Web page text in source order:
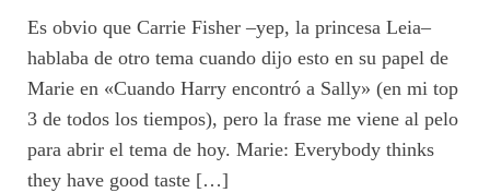
Es obvio que Carrie Fisher –yep, la princesa Leia–
hablaba de otro tema cuando dijo esto en su papel de
Marie en «Cuando Harry encontró a Sally» (en mi top
3 de todos los tiempos), pero la frase me viene al pelo
para abrir el tema de hoy. Marie: Everybody thinks
they have good taste […]